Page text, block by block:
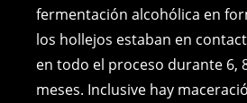
fermentación alcohólica en
los hollejos estaban en
en todo el proceso durante 6,
meses. Inclusive hay